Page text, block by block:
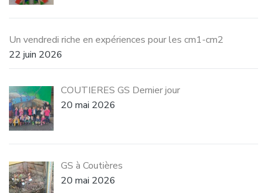
Un vendredi riche en expériences pour les cm1-cm2
22 juin 2026
COUTIERES GS Dernier jour
20 mai 2026
GS à Coutières
20 mai 2026